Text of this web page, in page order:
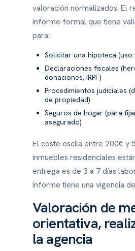
valoración normalizados. El
informe formal que tiene
para:
Solicitar una hipoteca (uso
Declaraciones fiscales
donaciones, IRPF)
Procedimientos judiciales
de propiedad)
Seguros de hogar (para
asegurado)
El coste oscila entre 200€ y
inmuebles residenciales
entrega es de 3 a 7 días
informe tiene una vigencia
Valoración de
orientativa,
la agencia